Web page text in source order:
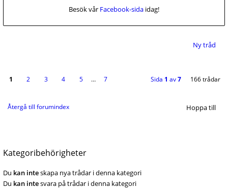
Besök vår Facebook-sida idag!
Ny tråd
1 2 3 4 5 … 7 Sida 1 av7 166 trådar
Återgå till forumindex Hoppa till
Kategoribehörigheter
Du kan inteskapa nya trådar i denna kategori
Du kan intesvara på trådar i denna kategori